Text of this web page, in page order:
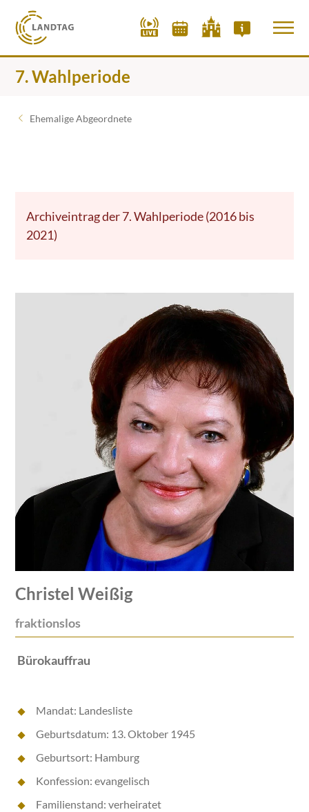
7. Wahlperiode
Ehemalige Abgeordnete
Archiveintrag der 7. Wahlperiode (2016 bis
2021)
Christel Weißig
fraktionslos
Bürokauffrau
Mandat: Landesliste
Geburtsdatum: 13. Oktober 1945
Geburtsort: Hamburg
Konfession: evangelisch
Familienstand: verheiratet